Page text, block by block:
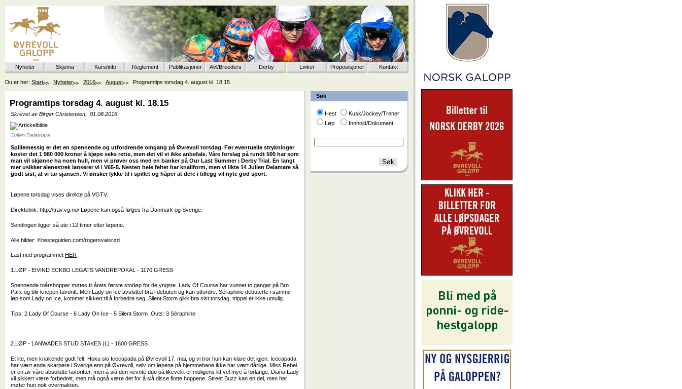
Nyheter Skjema Kurs/info Reglement Publikasjoner Avl/Breeders Derby Linker Proposisjoner Kontakt
Du er her: Start Nyheter 2016 August Programtips torsdag 4. august kl. 18.15
Søk
Hest
Kusk/Jockey/Trener
Løp
Innhold/Dokument
Programtips torsdag 4. august kl. 18.15
Skrevet av Birger Christensen, 01.08.2016
Julien Delamare
Spillemessig er det en spennende og utfordrende omgang på Øvrevoll torsdag. Før eventuelle strykninger
koster det 1 980 000 kroner å kjøpe seks rette, men det vil vi ikke anbefale. Våre forslag på rundt 500 har som
man vil skjønne ha noen hull, men vi prøver oss med en banker på Our Last Summer i Derby Trial. En langt
mer usikker alenestrek lanserer vi i V65-5. Nesten hele feltet har knallform, men vi likte 14 Julien Delamare så
godt sist, at vi tar sjansen. Vi ønsker lykke til i spillet og håper at dere i tillegg vil nyte god sport.
Løpene torsdag vises direkte på VGTV.
Direktelink: http://trav.vg.no/ Løpene kan også følges fra Danmark og Sverige.
Sendingen ligger så ute i 12 timer etter løpene.
Alle bilder: ©hesteguiden.com/rogersvalsrød
Last ned programmet HER
1.LØP - EIVIND ECKBO LEGATS VANDREPOKAL - 1170 GRESS
Spennende toårshopper møtes til årets første storløp for de yngste. Lady Of Course har vunnet to ganger på Bro
Park og blir knepen favoritt. Men Lady on Ice avsluttet bra i debuten og kan utfordre. Séraphine debuterte i samme
løp som Lady on Ice, kommer sikkert til å forbedre seg. Silent Storm gikk bra sist torsdag, trippel er ikke umulig.
Tips: 2 Lady Of Course - 6 Lady On Ice - 5 Silent Storm Outs: 3 Séraphine
2.LØP - LANWADES STUD STAKES (L) - 1600 GRESS
Et lite, men knakende godt felt. Hoku slo Icecapada på Øvrevoll 17. mai, og vi tror hun kan klare det igjen. Icecapada
har vært enda skarpere i Sverige enn på Øvrevoll, selv om løpene på hjemmebane ikke har vært dårlige. Miss Rebel
er en av våre absolutte favoritter, men å slå den nevnte duo på likevekt er muligens litt vel mye å forlange. Diana Lady
vil sikkert være forbedret, men må også være det for å slå disse flotte hoppene. Street Buzz kan en del, men her
møter hun nok overmakten.